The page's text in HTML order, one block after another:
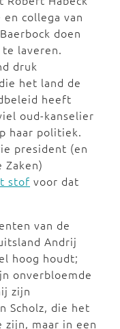
collega van
doen
laveren.
druk
het land de
heeft
oud-kanselier
haar politiek.
president (en
Zaken)
stof voor dat
van de
Andrij
hoog houdt;
onverbloemde
zijn
Scholz, die het
maar in een